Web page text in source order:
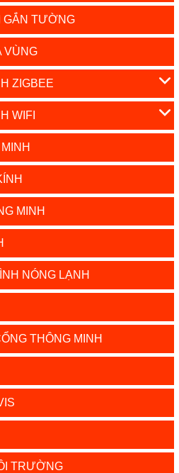
GẮN TƯỜNG
VÙNG
ZIGBEE
WIFI
MINH
NÓNG LẠNH
THÔNG MINH
TRƯỜNG